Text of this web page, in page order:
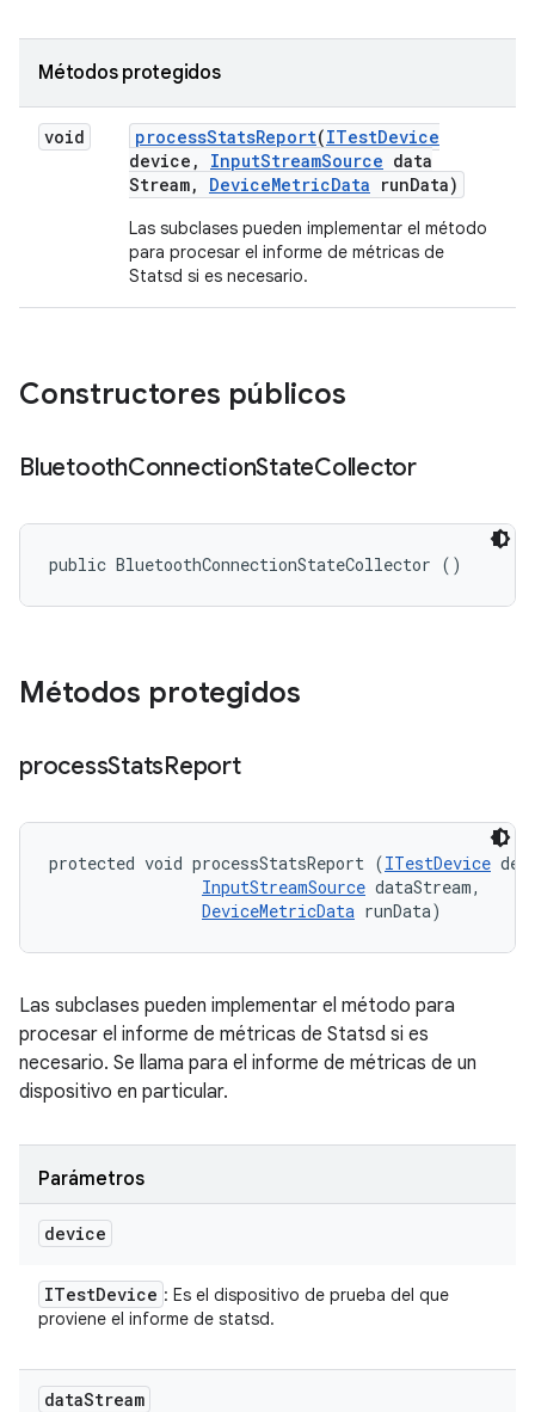
Métodos protegidos
void processStatsReport(ITestDevice
device , InputStreamSource data
Stream, DeviceMetricData runData)
Las subclases pueden implementar el método
para procesar el informe de métricas de
Statsd si es necesario.
Constructores públicos
BluetoothConnectionStateCollector
public BluetoothConnectionStateCollector ()
Métodos protegidos
processStatsReport
protected void processStatsReport (ITestDevice
InputStreamSource dataStream,
DeviceMetricData runData)
Las subclases pueden implementar el método para
procesar el informe de métricas de Statsd si es
necesario. Se llama para el informe de métricas de un
dispositivo en particular.
Parámetros
device
ITestDevice : Es el dispositivo de prueba del que
proviene el informe de statsd.
dataStream